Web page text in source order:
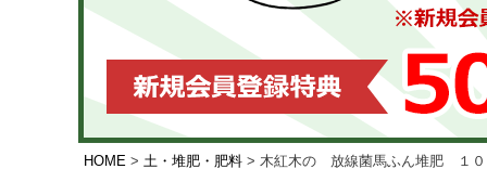
HOME 土・堆肥・肥料 木紅木の 放線菌馬ふん堆肥 １０